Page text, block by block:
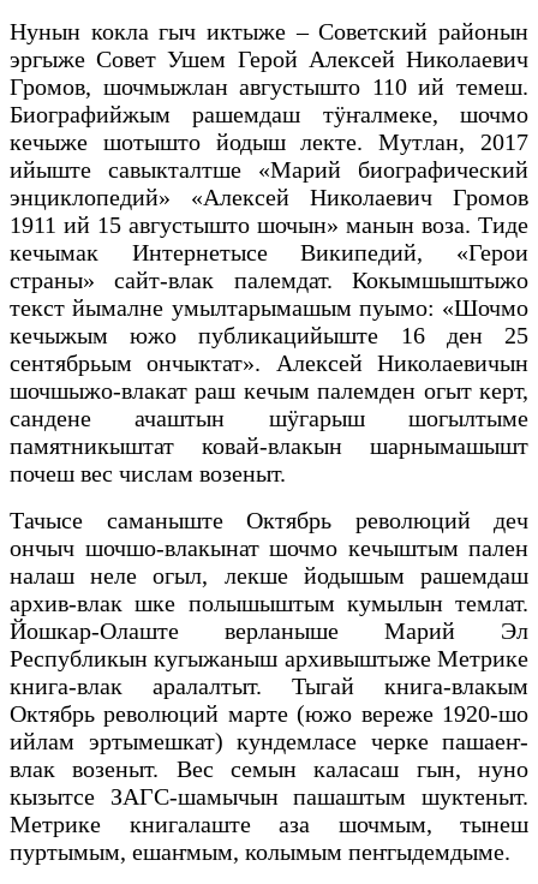
Нунын кокла гыч иктыже – Советский районын
эргыже Совет Ушем Герой Алексей Николаевич
Громов, шочмыжлан августышто 110 ий темеш.
Биографийжым рашемдаш тӱҥалмеке, шочмо
кечыже шотышто йодыш лекте. Мутлан, 2017
ийыште савыкталтше «Марий биографический
энциклопедий» «Алексей Николаевич Громов
1911 ий 15 августышто шочын» манын воза. Тиде
кечымак Интернетысе Википедий, «Герои
страны» сайт-влак палемдат. Кокымшыштыжо
текст йымалне умылтарымашым пуымо: «Шочмо
кечыжым южо публикацийыште 16 ден 25
сентябрьым ончыктат». Алексей Николаевичын
шочшыжо-влакат раш кечым палемден огыт керт,
сандене ачаштын шӱгарыш шогылтыме
памятникыштат ковай-влакын шарнымашышт
почеш вес числам возеныт.
Тачысе саманыште Октябрь революций деч
ончыч шочшо-влакынат шочмо кечыштым пален
налаш неле огыл, лекше йодышым рашемдаш
архив-влак шке полышыштым кумылын темлат.
Йошкар-Олаште верланыше Марий Эл
Республикын кугыжаныш архивыштыже Метрике
книга-влак аралалтыт. Тыгай книга-влакым
Октябрь революций марте (южо вереже 1920-шо
ийлам эртымешкат) кундемласе черке пашаеҥ-
влак возеныт. Вес семын каласаш гын, нуно
кызытсе ЗАГС-шамычын пашаштым шуктеныт.
Метрике книгалаште аза шочмым, тынеш
пуртымым, ешаҥмым, колымым пеҥгыдемдыме.